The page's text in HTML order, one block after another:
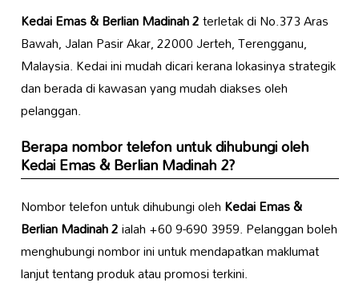
Kedai Emas & Berlian Madinah 2terletak di No.373 Aras
Bawah, Jalan Pasir Akar, 22000 Jerteh, Terengganu,
Malaysia. Kedai ini mudah dicari kerana lokasinya strategik
dan berada di kawasan yang mudah diakses oleh
pelanggan.
Berapa nombor telefon untuk dihubungi oleh
Kedai Emas & Berlian Madinah 2?
Nombor telefon untuk dihubungi olehKedai Emas &
Berlian Madinah 2ialah +60 9-690 3959. Pelanggan boleh
menghubungi nombor ini untuk mendapatkan maklumat
lanjut tentang produk atau promosi terkini.